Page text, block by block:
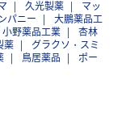
久光製薬
マッ
パニー
大鵬薬品工
小野薬品工業
杏林
薬
グラクソ・スミ
鳥居薬品
ポー